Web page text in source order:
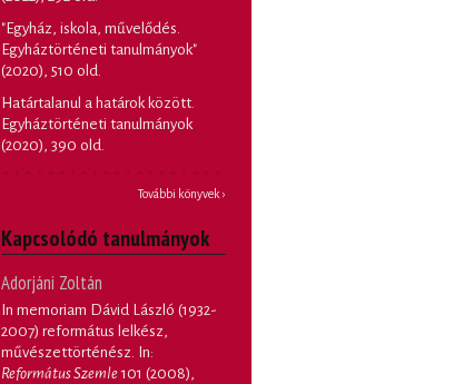
"Egyház, iskola, művelődés.
Egyháztörténeti tanulmányok"
(2020), 510 old.
Határtalanul a határok között.
Egyháztörténeti tanulmányok
(2020), 390 old.
További könyvek ›
Kapcsolódó tanulmányok
Adorjáni Zoltán
In memoriam Dávid László (1932-
2007) református lelkész,
művészettörténész. In:
Református Szemle101 (2008),